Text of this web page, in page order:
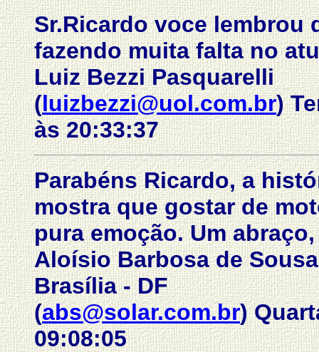
Sr.Ricardo voce lembrou
fazendo muita falta no
Luiz Bezzi Pasquarelli
(luizbezzi@uol.com.br)
às 20:33:37
Parabéns Ricardo, a
mostra que gostar de
pura emoção. Um abraço,
Aloísio Barbosa de
Brasília - DF
(abs@solar.com.br)
09:08:05